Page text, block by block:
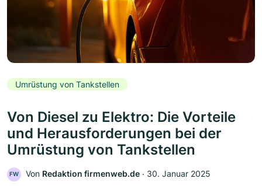
Umrüstung von Tankstellen
Von Diesel zu Elektro: Die Vorteile
und Herausforderungen bei der
Umrüstung von Tankstellen
FW Von Redaktion firmenweb.de ‧ 30. Januar 2025